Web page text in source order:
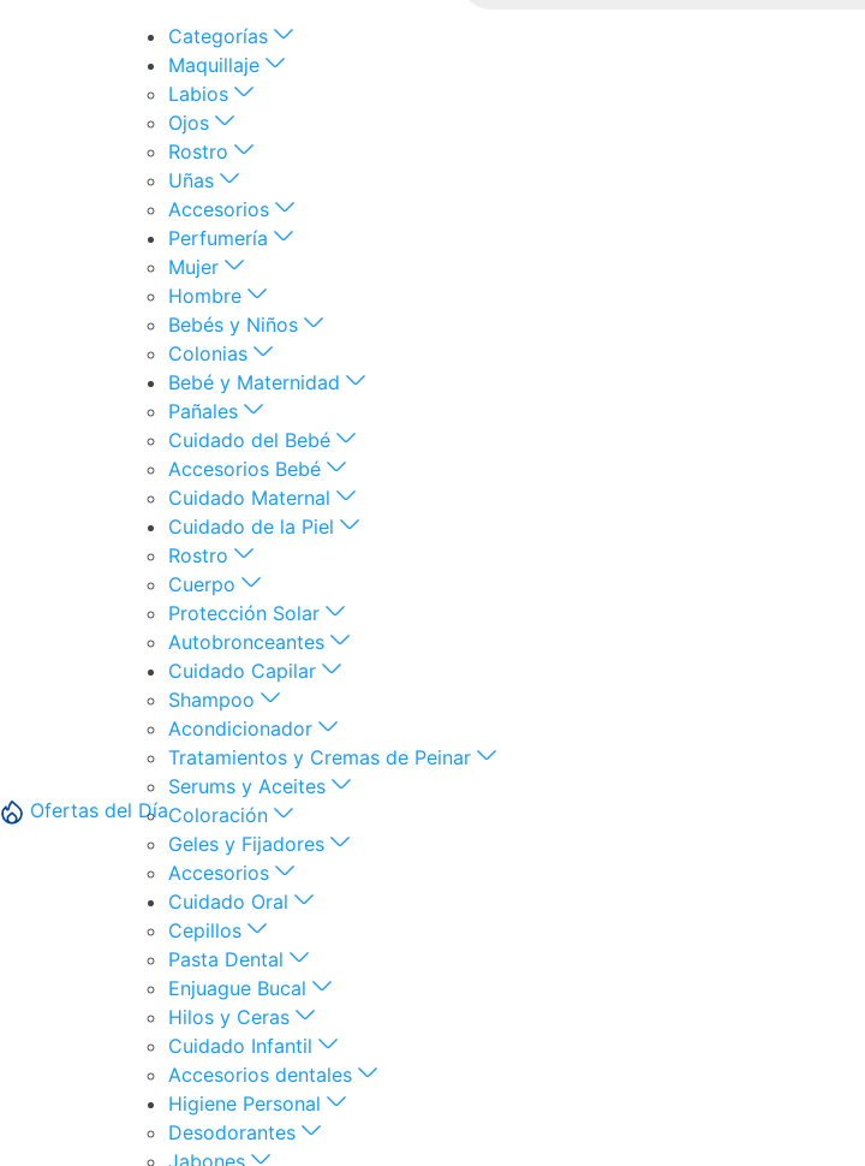
Ofertas del Día
Categorías
Maquillaje
Labios
Ojos
Rostro
Uñas
Accesorios
Perfumería
Mujer
Hombre
Bebés y Niños
Colonias
Bebé y Maternidad
Pañales
Cuidado del Bebé
Accesorios Bebé
Cuidado Maternal
Cuidado de la Piel
Rostro
Cuerpo
Protección Solar
Autobronceantes
Cuidado Capilar
Shampoo
Acondicionador
Tratamientos y Cremas de Peinar
Serums y Aceites
Coloración
Geles y Fijadores
Accesorios
Cuidado Oral
Cepillos
Pasta Dental
Enjuague Bucal
Hilos y Ceras
Cuidado Infantil
Accesorios dentales
Higiene Personal
Desodorantes